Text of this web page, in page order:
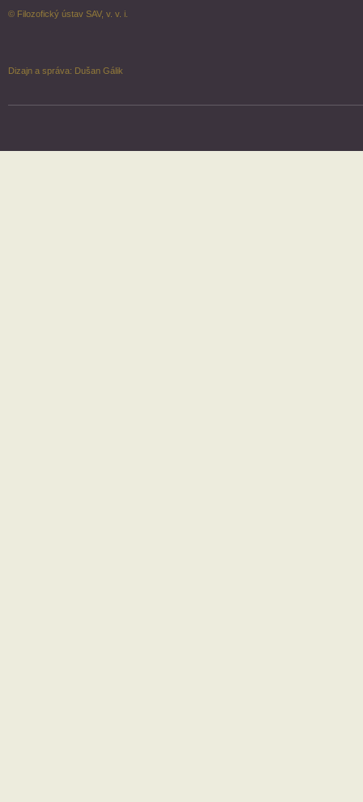
© Filozofický ústav SAV, v. v. i.
Dizajn a správa: Dušan Gálik